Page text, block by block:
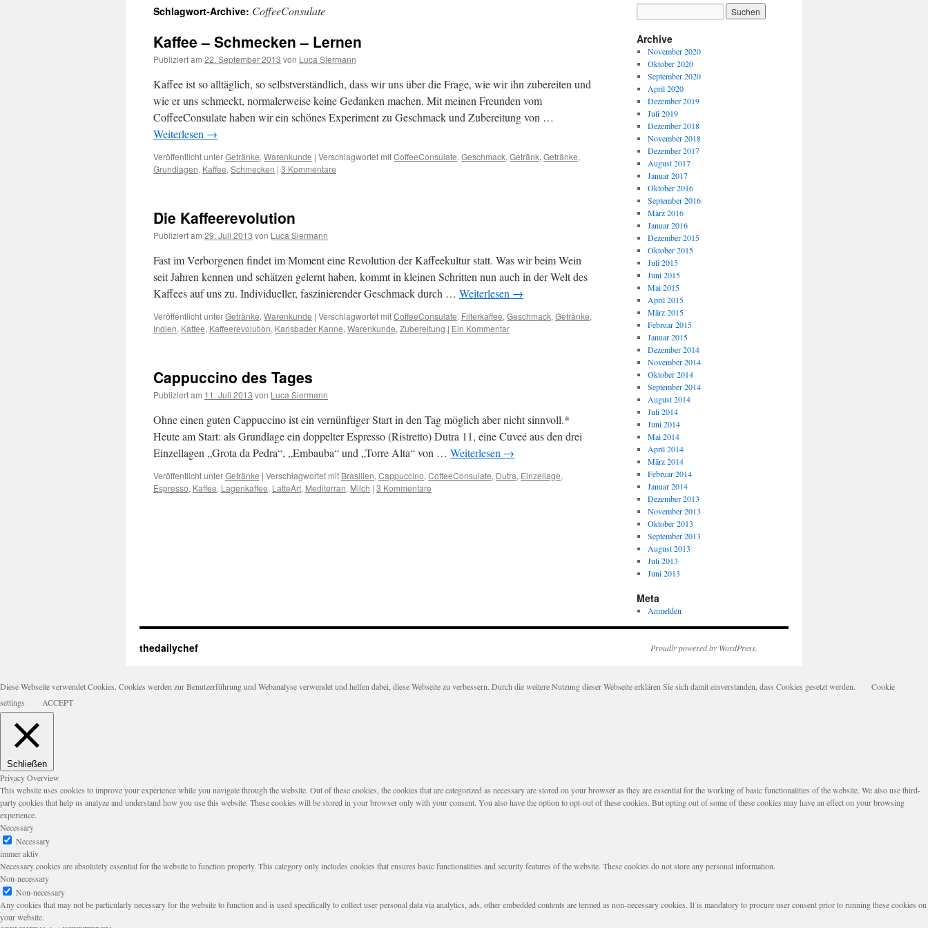
springen
Schlagwort-Archive: CoffeeConsulate
Kaffee – Schmecken – Lernen
Publiziert am 22. September 2013 von Luca Siermann
Kaffee ist so alltäglich, so selbstverständlich, dass wir uns über die Frage, wie wir ihn zubereiten und
wie er uns schmeckt, normalerweise keine Gedanken machen. Mit meinen Freunden vom
CoffeeConsulate haben wir ein schönes Experiment zu Geschmack und Zubereitung von …
Weiterlesen →
Veröffentlicht unterGetränke, Warenkunde | Verschlagwortet mitCoffeeConsulate, Geschmack, Getränk, Getränke,
Grundlagen, Kaffee, Schmecken | 3 Kommentare
Die Kaffeerevolution
Publiziert am 29. Juli 2013 von Luca Siermann
Fast im Verborgenen findet im Moment eine Revolution der Kaffeekultur statt. Was wir beim Wein
seit Jahren kennen und schätzen gelernt haben, kommt in kleinen Schritten nun auch in der Welt des
Kaffees auf uns zu. Individueller, faszinierender Geschmack durch … Weiterlesen →
Veröffentlicht unterGetränke, Warenkunde | Verschlagwortet mitCoffeeConsulate, Filterkaffee, Geschmack, Getränke,
Indien, Kaffee, Kaffeerevolution, Karlsbader Kanne, Warenkunde, Zubereitung | Ein Kommentar
Cappuccino des Tages
Publiziert am 11. Juli 2013 von Luca Siermann
Ohne einen guten Cappuccino ist ein vernünftiger Start in den Tag möglich aber nicht sinnvoll.*
Heute am Start: als Grundlage ein doppelter Espresso (Ristretto) Dutra 11, eine Cuveé aus den drei
Einzellagen „Grota da Pedra“, „Embauba“ und „Torre Alta“ von … Weiterlesen →
Veröffentlicht unterGetränke | Verschlagwortet mit Brasilien, Cappuccino, CoffeeConsulate, Dutra, Einzellage,
Espresso, Kaffee, Lagenkaffee, LatteArt, Mediterran, Milch | 3 Kommentare
Archive
November 2020
Oktober 2020
September 2020
April 2020
Dezember 2019
Juli 2019
Dezember 2018
November 2018
Dezember 2017
August 2017
Januar 2017
Oktober 2016
September 2016
März 2016
Januar 2016
Dezember 2015
Oktober 2015
Juli 2015
Juni 2015
Mai 2015
April 2015
März 2015
Februar 2015
Januar 2015
Dezember 2014
November 2014
Oktober 2014
September 2014
August 2014
Juli 2014
Juni 2014
Mai 2014
April 2014
März 2014
Februar 2014
Januar 2014
Dezember 2013
November 2013
Oktober 2013
September 2013
August 2013
Juli 2013
Juni 2013
Meta
Anmelden
thedailychef Proudly powered by WordPress.
Diese Webseite verwendet Cookies. Cookies werden zur Benutzerführung und Webanalyse verwendet und helfen dabei, diese Webseite zu verbessern. Durch die weitere Nutzung dieser Webseite erklären Sie sich damit einverstanden, dass Cookies gesetzt werden.
Cookie
settings
ACCEPT
Schließen
Privacy Overview
This website uses cookies to improve your experience while you navigate through the website. Out of these cookies, the cookies that are categorized as necessary are stored on your browser as they are essential for the working of basic functionalities of the website. We also use third-
party cookies that help us analyze and understand how you use this website. These cookies will be stored in your browser only with your consent. You also have the option to opt-out of these cookies. But opting out of some of these cookies may have an effect on your browsing
experience.
Necessary
Necessary
immer aktiv
Necessary cookies are absolutely essential for the website to function properly. This category only includes cookies that ensures basic functionalities and security features of the website. These cookies do not store any personal information.
Non-necessary
Non-necessary
Any cookies that may not be particularly necessary for the website to function and is used specifically to collect user personal data via analytics, ads, other embedded contents are termed as non-necessary cookies. It is mandatory to procure user consent prior to running these cookies on
your website.